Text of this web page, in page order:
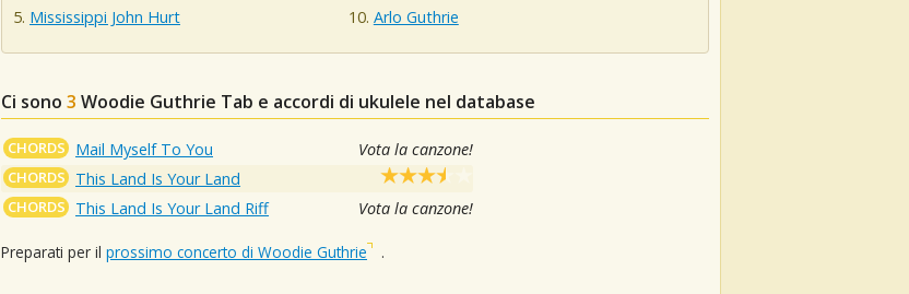
Mississippi John Hurt
Arlo Guthrie
Ci sono 3 Woodie Guthrie Tab e accordi di ukulele nel database
CHORDS Mail Myself To You Vota la canzone!
CHORDS This Land Is Your Land
CHORDS This Land Is Your Land Riff Vota la canzone!
Preparati per il prossimo concerto di Woodie Guthrie .